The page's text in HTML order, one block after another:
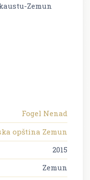
Zemun
Fogel Nenad
opština Zemun
2015
Zemun